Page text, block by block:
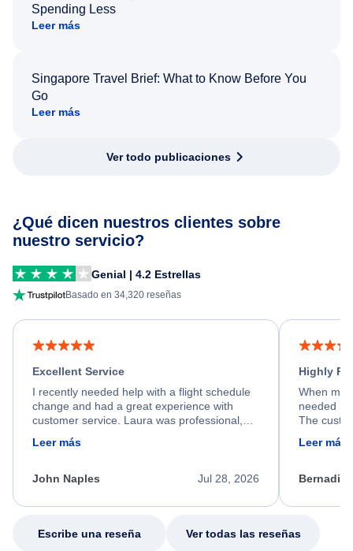
Spending Less
Leer más
Singapore Travel Brief: What to Know Before You
Go
Leer más
Ver todo publicaciones
¿Qué dicen nuestros clientes sobre
nuestro servicio?
Genial | 4.2 Estrellas
Basado en 34,320 reseñas
Excellent Service
I recently needed help with a flight schedule
change and had a great experience with
customer service. Laura was professional,
friendly, and very helpful throughout the
process. She quickly found a solution and
appreciate her excellent service.
Leer más
Jul 28, 2026
John Naples
Highly
When my
needed
The
calm,
my issue.
Leer más
Escribe una reseña Ver todas las reseñas